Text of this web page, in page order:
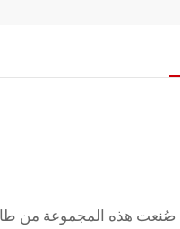
صُنعت هذه المجموعة من